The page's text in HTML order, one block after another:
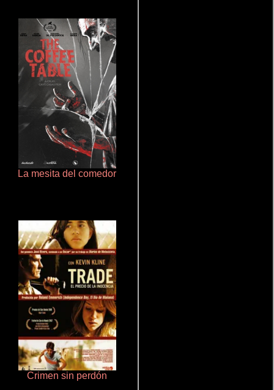
La mesita del comedor
Crimen sin perdón